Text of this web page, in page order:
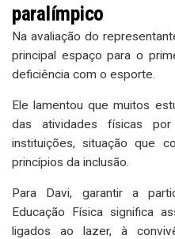
paralímpico
Na avaliação do
principal espaço para o
deficiência com o esporte.
Ele lamentou que muitos
das atividades físicas
instituições, situação que
princípios da inclusão.
Para Davi, garantir a
Educação Física significa
ligados ao lazer, à